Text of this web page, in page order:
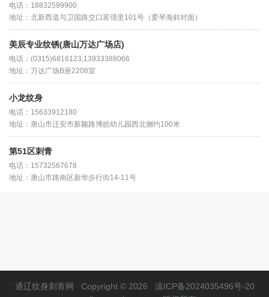
电话：18832599900
地址：北新西道与卫国路交口富强里101号（爱琴海斜对面）
美辰专业纹锈(唐山万达广场店)
电话：(0315)6816123,13933388066
地址：万达广场B座2208室
小龙纹身
电话：15633912180
地址：唐山市迁安市新颖路博皓幼儿园西北侧约100米
第51区刺青
电话：15732567678
地址：唐山市路南区新华步行街14-11号
通辽纹身刺青网 Copyright © 2026
滇ICP备2024035496号-20